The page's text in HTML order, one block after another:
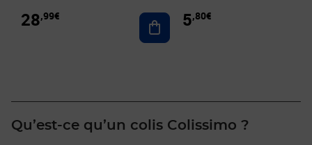
28,99€ Ajouter au panier
5,80€
Qu’est-ce qu’un colis Colissimo ?